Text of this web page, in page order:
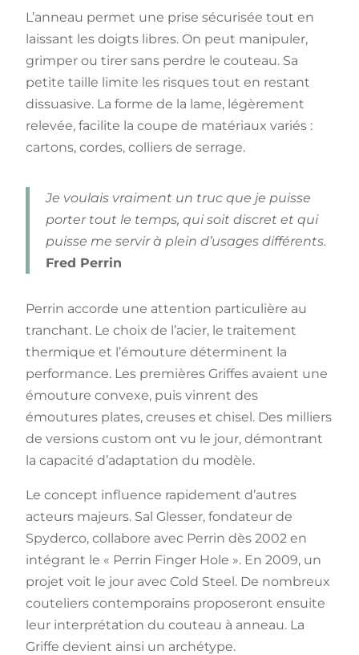
L’anneau permet une prise sécurisée tout en
laissant les doigts libres. On peut manipuler,
grimper ou tirer sans perdre le couteau. Sa
petite taille limite les risques tout en restant
dissuasive. La forme de la lame, légèrement
relevée, facilite la coupe de matériaux variés :
cartons, cordes, colliers de serrage.
Je voulais vraiment un truc que je puisse
porter tout le temps, qui soit discret et qui
puisse me servir à plein d’usages différents.
Fred Perrin
Perrin accorde une attention particulière au
tranchant. Le choix de l’acier, le traitement
thermique et l’émouture déterminent la
performance. Les premières Griffes avaient une
émouture convexe, puis vinrent des
émoutures plates, creuses et chisel. Des milliers
de versions custom ont vu le jour, démontrant
la capacité d’adaptation du modèle.
Le concept influence rapidement d’autres
acteurs majeurs. Sal Glesser, fondateur de
Spyderco, collabore avec Perrin dès 2002 en
intégrant le « Perrin Finger Hole ». En 2009, un
projet voit le jour avec Cold Steel. De nombreux
couteliers contemporains proposeront ensuite
leur interprétation du couteau à anneau. La
Griffe devient ainsi un archétype.